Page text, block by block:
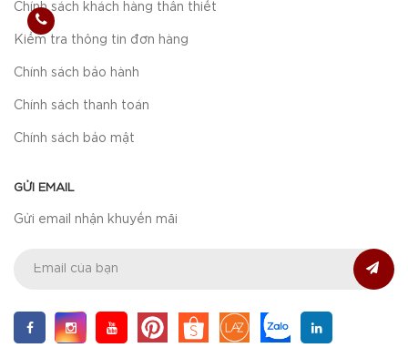
Chính sách khách hàng thân thiết
Kiểm tra thông tin đơn hàng
Chính sách bảo hành
Chính sách thanh toán
Chính sách bảo mật
GỬI EMAIL
Gửi email nhận khuyến mãi